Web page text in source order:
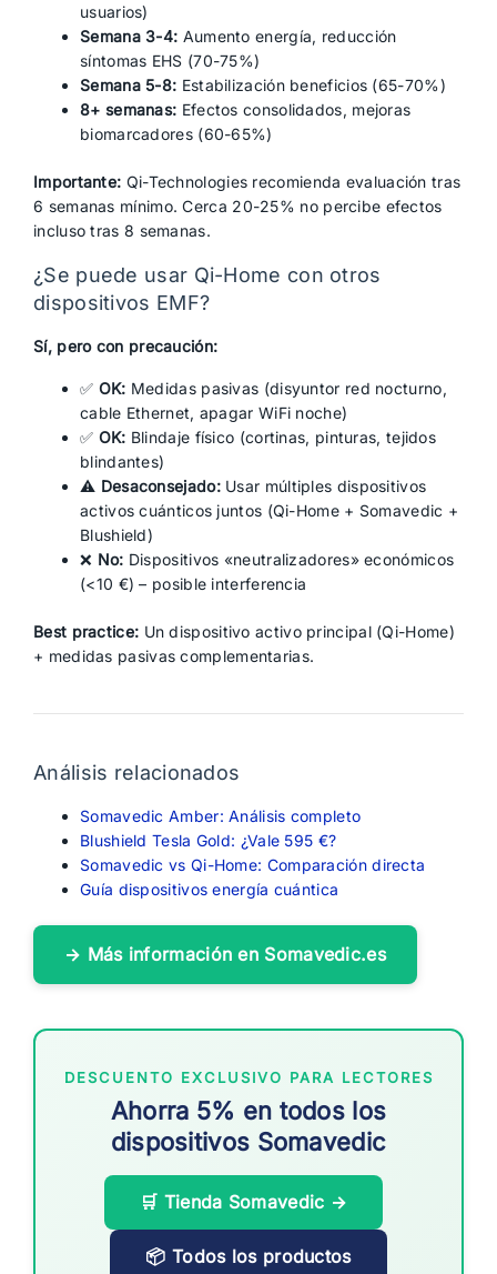
usuarios)
Semana 3-4: Aumento energía, reducción
síntomas EHS (70-75%)
Semana 5-8: Estabilización beneficios (65-70%)
8+ semanas: Efectos consolidados, mejoras
biomarcadores (60-65%)
Importante: Qi-Technologies recomienda evaluación tras
6 semanas mínimo. Cerca 20-25% no percibe efectos
incluso tras 8 semanas.
¿Se puede usar Qi-Home con otros
dispositivos EMF?
Sí, pero con precaución:
✅ OK: Medidas pasivas (disyuntor red nocturno,
cable Ethernet, apagar WiFi noche)
✅ OK: Blindaje físico (cortinas, pinturas, tejidos
blindantes)
⚠️ Desaconsejado:Usar múltiples dispositivos
activos cuánticos juntos (Qi-Home + Somavedic +
Blushield)
❌ No: Dispositivos «neutralizadores» económicos
(<10 €) – posible interferencia
Best practice: Un dispositivo activo principal (Qi-Home)
+ medidas pasivas complementarias.
Análisis relacionados
Somavedic Amber: Análisis completo
Blushield Tesla Gold: ¿Vale 595 €?
Somavedic vs Qi-Home: Comparación directa
Guía dispositivos energía cuántica
→ Más información en Somavedic.es
DESCUENTO EXCLUSIVO PARA LECTORES
Ahorra 5% en todos los
dispositivos Somavedic
🛒 Tienda Somavedic →
📦 Todos los productos